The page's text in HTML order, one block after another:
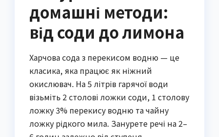
домашні методи:
від соди до лимона
Харчова сода з перекисом водню — це
класика, яка працює як ніжний
окислювач. На 5 літрів гарячої води
візьміть 2 столові ложки соди, 1 столову
ложку 3% перекису водню та чайну
ложку рідкого мила. Занурете речі на 2–